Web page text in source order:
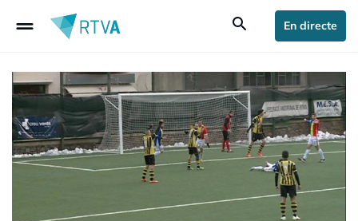
drag_handle search En directe